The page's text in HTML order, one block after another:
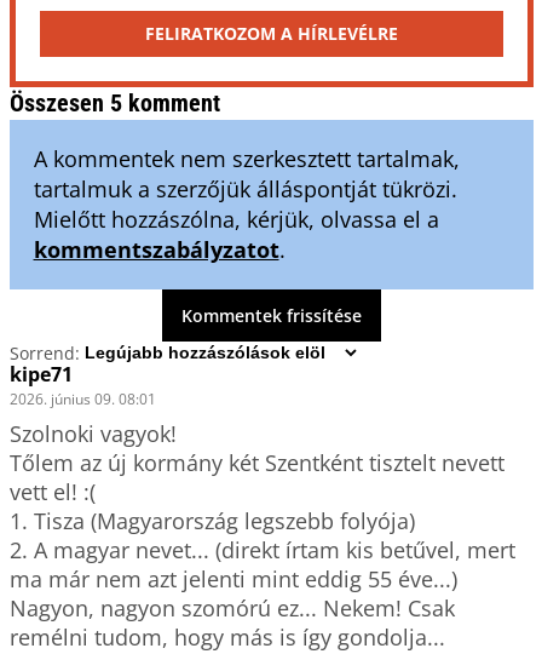
FELIRATKOZOM A HÍRLEVÉLRE
Összesen 5 komment
A kommentek nem szerkesztett tartalmak,
tartalmuk a szerzőjük álláspontját tükrözi.
Mielőtt hozzászólna, kérjük, olvassa el a
kommentszabályzatot.
Kommentek frissítése
Sorrend:
kipe71
2026. június 09. 08:01
Szolnoki vagyok!
Tőlem az új kormány két Szentként tisztelt nevett
vett el! :(
1. Tisza (Magyarország legszebb folyója)
2. A magyar nevet... (direkt írtam kis betűvel, mert
ma már nem azt jelenti mint eddig 55 éve...)
Nagyon, nagyon szomórú ez... Nekem! Csak
remélni tudom, hogy más is így gondolja...